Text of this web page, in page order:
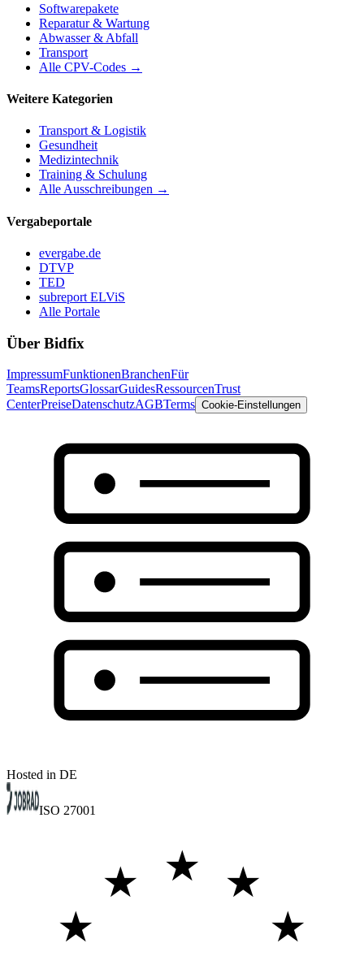
Softwarepakete
Reparatur & Wartung
Abwasser & Abfall
Transport
Alle CPV-Codes →
Weitere Kategorien
Transport & Logistik
Gesundheit
Medizintechnik
Training & Schulung
Alle Ausschreibungen →
Vergabeportale
evergabe.de
DTVP
TED
subreport ELViS
Alle Portale
Über Bidfix
ImpressumFunktionenBranchenFür
TeamsReportsGlossarGuidesRessourcenTrust
CenterPreiseDatenschutzAGBTerms Cookie-Einstellungen
Hosted in DE
ISO 27001
★ ★
★
★
★